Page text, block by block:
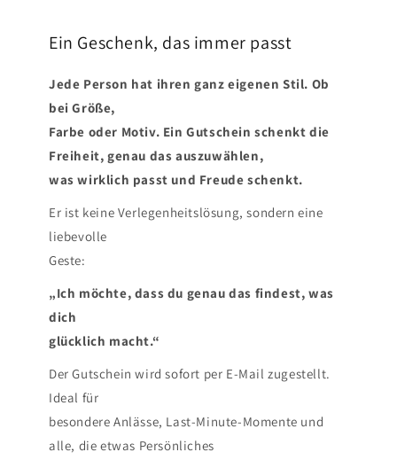
Ein Geschenk, das immer passt
Jede Person hat ihren ganz eigenen Stil. Ob
bei Größe,
Farbe oder Motiv. Ein Gutschein schenkt die
Freiheit, genau das auszuwählen,
was wirklich passt und Freude schenkt.
Er ist keine Verlegenheitslösung, sondern eine
liebevolle
Geste:
„Ich möchte, dass du genau das findest, was
dich
glücklich macht.“
Der Gutschein wird sofort per E-Mail zugestellt.
Ideal für
besondere Anlässe, Last-Minute-Momente und
alle, die etwas Persönliches